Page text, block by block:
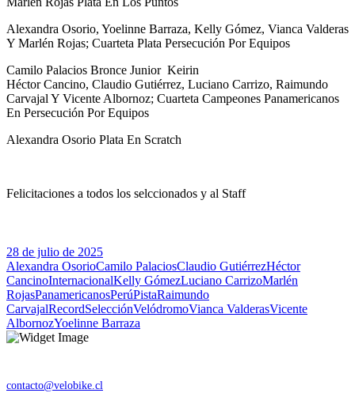
Alexandra Osorio, Yoelinne Barraza, Kelly Gómez, Vianca Valderas
Y Marlén Rojas; Cuarteta Plata Persecución Por Equipos
Camilo Palacios Bronce Junior Keirin
Héctor Cancino, Claudio Gutiérrez, Luciano Carrizo, Raimundo
Carvajal Y Vicente Albornoz; Cuarteta Campeones Panamericanos
En Persecución Por Equipos
Alexandra Osorio Plata En Scratch
Felicitaciones a todos los selccionados y al Staff
28 de julio de 2025
Alexandra OsorioCamilo PalaciosClaudio GutiérrezHéctor
CancinoInternacionalKelly GómezLuciano CarrizoMarlén
RojasPanamericanosPerúPistaRaimundo
CarvajalRecordSelecciónVelódromoVianca ValderasVicente
AlbornozYoelinne Barraza
contacto@velobike.cl